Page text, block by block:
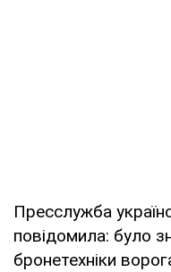
Пресслужба
повідомила: було
бронетехніки